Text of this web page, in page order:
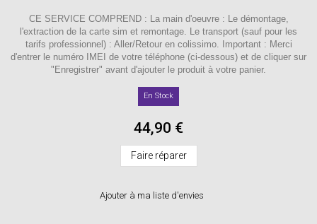
CE SERVICE COMPREND : La main d'oeuvre : Le démontage,
l'extraction de la carte sim et remontage. Le transport (sauf pour les
tarifs professionnel) : Aller/Retour en colissimo. Important : Merci
d'entrer le numéro IMEI de votre téléphone (ci-dessous) et de cliquer sur
"Enregistrer" avant d'ajouter le produit à votre panier.
En Stock
44,90 €
Faire réparer
Ajouter à ma liste d'envies